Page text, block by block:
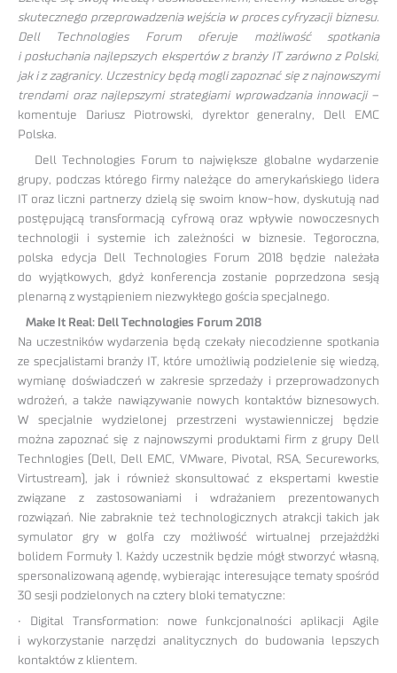
skutecznego przeprowadzenia wejścia w proces cyfryzacji biznesu.
Dell Technologies Forum oferuje możliwość spotkania
i posłuchania najlepszych ekspertów z branży IT zarówno z Polski,
jak i z zagranicy. Uczestnicy będą mogli zapoznać się z najnowszymi
trendami oraz najlepszymi strategiami wprowadzania innowacji–
komentuje Dariusz Piotrowski, dyrektor generalny, Dell EMC
Polska.
Dell Technologies Forum to największe globalne wydarzenie
grupy, podczas którego firmy należące do amerykańskiego lidera
IT oraz liczni partnerzy dzielą się swoim know-how, dyskutują nad
postępującą transformacją cyfrową oraz wpływie nowoczesnych
technologii i systemie ich zależności w biznesie. Tegoroczna,
polska edycja Dell Technologies Forum 2018 będzie należała
do wyjątkowych, gdyż konferencja zostanie poprzedzona sesją
plenarną z wystąpieniem niezwykłego gościa specjalnego.
Make It Real: Dell Technologies Forum 2018
Na uczestników wydarzenia będą czekały niecodzienne spotkania
ze specjalistami branży IT, które umożliwią podzielenie się wiedzą,
wymianę doświadczeń w zakresie sprzedaży i przeprowadzonych
wdrożeń, a także nawiązywanie nowych kontaktów biznesowych.
W specjalnie wydzielonej przestrzeni wystawienniczej będzie
można zapoznać się z najnowszymi produktami firm z grupy Dell
Technlogies (Dell, Dell EMC, VMware, Pivotal, RSA, Secureworks,
Virtustream), jak i również skonsultować z ekspertami kwestie
związane z zastosowaniami i wdrażaniem prezentowanych
rozwiązań. Nie zabraknie też technologicznych atrakcji takich jak
symulator gry w golfa czy możliwość wirtualnej przejażdżki
bolidem Formuły 1. Każdy uczestnik będzie mógł stworzyć własną,
spersonalizowaną agendę, wybierając interesujące tematy spośród
30 sesji podzielonych na cztery bloki tematyczne:
• Digital Transformation: nowe funkcjonalności aplikacji Agile
i wykorzystanie narzędzi analitycznych do budowania lepszych
kontaktów z klientem.